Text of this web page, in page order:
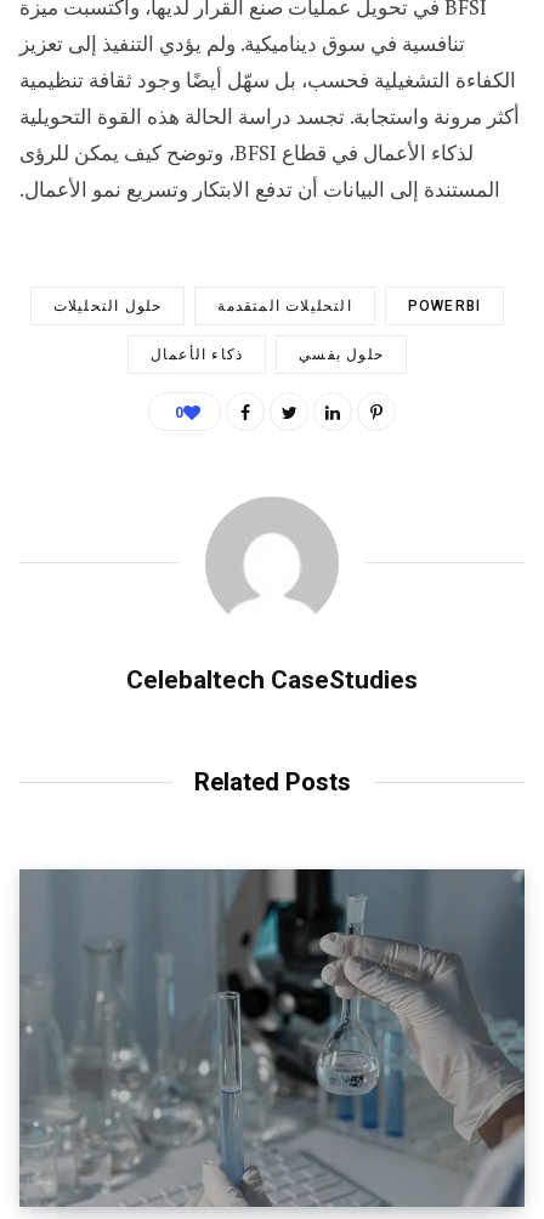
BFSI في تحويل عمليات صنع القرار لديها، واكتسبت ميزة
تنافسية في سوق ديناميكية. ولم يؤدي التنفيذ إلى تعزيز
الكفاءة التشغيلية فحسب، بل سهّل أيضًا وجود ثقافة تنظيمية
أكثر مرونة واستجابة. تجسد دراسة الحالة هذه القوة التحويلية
لذكاء الأعمال في قطاع BFSI، وتوضح كيف يمكن للرؤى
المستندة إلى البيانات أن تدفع الابتكار وتسريع نمو الأعمال.
POWERBI التحليلات المتقدمة حلول التحليلات
حلول بفسي ذكاء الأعمال
0
Celebaltech CaseStudies
Related Posts